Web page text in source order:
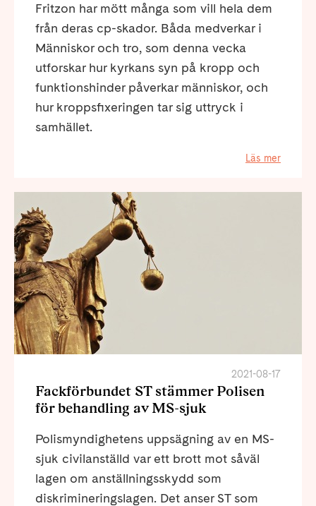
Fritzon har mött många som vill hela dem
från deras cp-skador. Båda medverkar i
Människor och tro, som denna vecka
utforskar hur kyrkans syn på kropp och
funktionshinder påverkar människor, och
hur kroppsfixeringen tar sig uttryck i
samhället.
Läs mer
2021-08-17
Fackförbundet ST stämmer Polisen
för behandling av MS-sjuk
Polismyndighetens uppsägning av en MS-
sjuk civilanställd var ett brott mot såväl
lagen om anställningsskydd som
diskrimineringslagen. Det anser ST som